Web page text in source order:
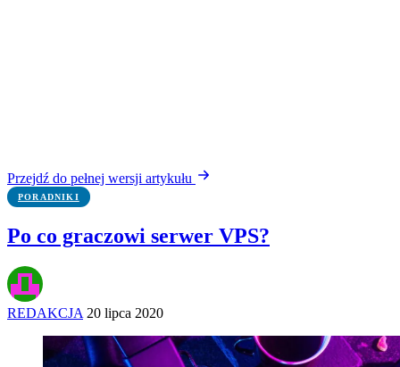
Przejdź do pełnej wersji artykułu
PORADNIKI
Po co graczowi serwer VPS?
REDAKCJA 20 lipca 2020